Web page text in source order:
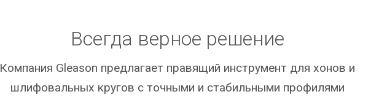
Всегда верное решение
Компания Gleason предлагает правящий инструмент для хонов и
шлифовальных кругов с точными и стабильными профилями